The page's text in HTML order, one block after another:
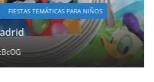
FIESTAS TEMÁTICAS PARA NIÑOS